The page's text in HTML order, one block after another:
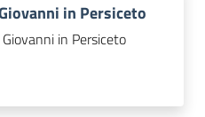
in Persiceto
in Persiceto